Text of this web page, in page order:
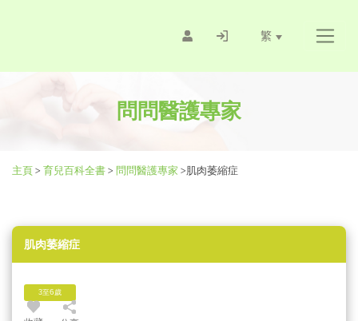
繁
問問醫護專家
主頁> 育兒百科全書> 問問醫護專家 >肌肉萎縮症
肌肉萎縮症
3至6歲